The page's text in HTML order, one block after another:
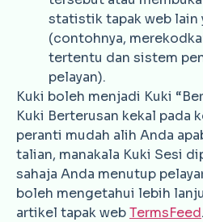
statistik tapak web lain
(contohnya,
tertentu dan sistem
pelayan).
Kuki boleh menjadi Kuki
Kuki Berterusan kekal pada
peranti mudah alih Anda
talian, manakala Kuki Sesi
sahaja Anda menutup
boleh mengetahui lebih
artikel tapak webTermsFeed.